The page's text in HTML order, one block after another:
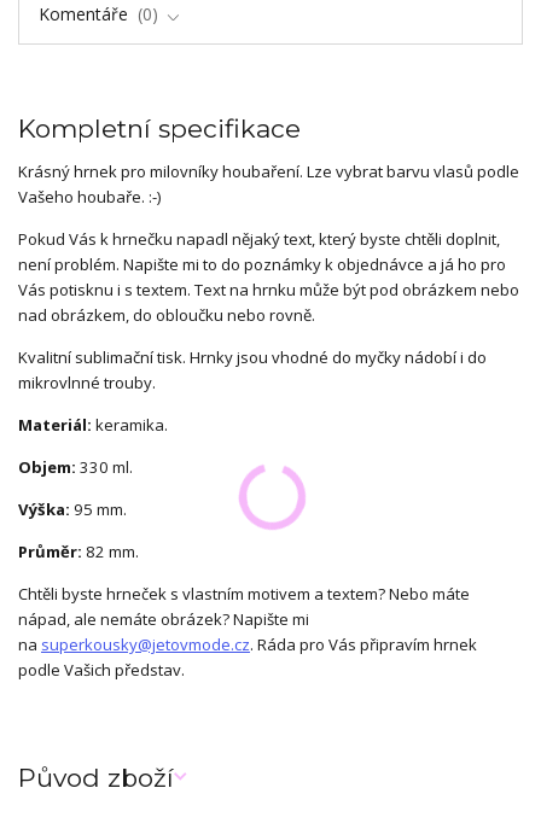
Komentáře
0
Kompletní specifikace
Krásný hrnek pro milovníky houbaření. Lze vybrat barvu vlasů podle
Vašeho houbaře. :-)
Pokud Vás k hrnečku napadl nějaký text, který byste chtěli doplnit,
není problém. Napište mi to do poznámky k objednávce a já ho pro
Vás potisknu i s textem. Text na hrnku může být pod obrázkem nebo
nad obrázkem, do obloučku nebo rovně.
Kvalitní sublimační tisk. Hrnky jsou vhodné do myčky nádobí i do
mikrovlnné trouby.
Materiál: keramika.
Objem: 330 ml.
Výška: 95 mm.
Průměr: 82 mm.
Chtěli byste hrneček s vlastním motivem a textem? Nebo máte
nápad, ale nemáte obrázek? Napište mi
na superkousky@jetovmode.cz. Ráda pro Vás připravím hrnek
podle Vašich představ.
Původ zboží